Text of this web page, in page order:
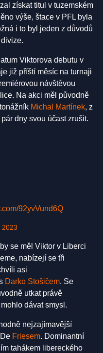
získat titul v tuzemském
výše, štace v PFL byla
i to byl jeden z důvodů
Viktorova debutu v
již příští měsíc na turnaji
návštěvou
Na akci měl původně
Michal Martínek, z
dny svou účast zrušit.
92yvVund6Q
2023
se měl Viktor v Liberci
nabízejí se tři
asi
Darko Stošičem. Se
utkat právě
dávat smysl.
nejzajímavější
Friesem. Dominantní
tahákem libereckého